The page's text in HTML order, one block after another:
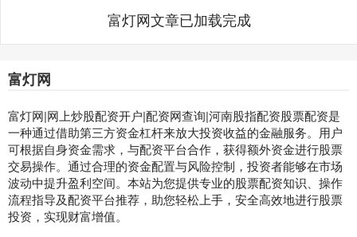
富灯网文章已加载完成
富灯网
富灯网|网上炒股配资开户|配资网查询|河南股指配资股票配资是
一种通过借助第三方资金杠杆来放大投资收益的金融服务。用户
可根据自身资金需求，与配资平台合作，获得额外资金进行股票
交易操作。通过合理的资金配置与风险控制，投资者能够在市场
波动中提升盈利空间。本站为您提供专业的股票配资知识、操作
流程指导及配资平台推荐，助您轻松上手，安全高效地进行股票
投资，实现财富增值。